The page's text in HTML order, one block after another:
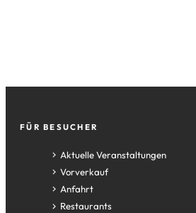
Fußzeile
FÜR BESUCHER
Aktuelle Veranstaltungen
Vorverkauf
Anfahrt
Restaurants